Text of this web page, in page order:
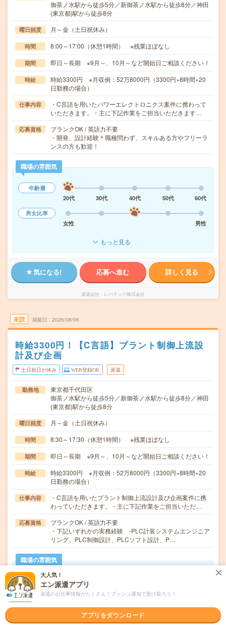
御茶ノ水駅から徒歩5分／新御茶ノ水駅から徒歩8分／神田
(東京都)駅から徒歩8分
曜日頻度 月～金（土日祝休み）
時間 8:00～17:00（休憩1時間） ※残業ほぼなし
期間 即日～長期 ※9月～、10月～など開始日ご相談ください！
時給
時給3300円 ※月収例：52万8000円（3300円×8時間×20
日勤務の場合）
仕事内容
・C言語を用いたパワーエレクトロニクス案件に携わって
いただきます。・主に下記作業をご担当いただきます…
応募資格
ブランクOK / 英語力不要
・開発、設計経験＊職種問わず、スキルある方やフリーラ
ンスの方も歓迎！
職場の雰囲気
年齢層
20代
30代 40代 50代
60代
男女比率
女性
男性
もっと見る
気になる! 応募へ進む 詳しく見る
派遣会社 レバテック株式会社
未読 掲載日 2026/08/06
時給3300円！【C言語】プラント制御上流設
計及び企画
土日祝日が休み WEB登録OK 派遣
勤務地
東京都千代田区
御茶ノ水駅から徒歩5分／新御茶ノ水駅から徒歩8分／神田
(東京都)駅から徒歩8分
曜日頻度 月～金（土日祝休み）
時間 8:30～17:30（休憩1時間） ※残業ほぼなし
期間 即日～長期 ※9月～、10月～など開始日ご相談ください！
時給
時給3300円 ※月収例：52万8000円（3300円×8時間×20
日勤務の場合）
仕事内容
・C言語を用いたプラント制御上流設計及び企画案件に携
わっていただきます。・主に下記作業をご担当いただ…
応募資格
ブランクOK / 英語力不要
・下記いずれかの実務経験 -PLC計装システムエンジニア
リング、PLC制御設計、PLCソフト設計、P…
職場の雰囲気
年齢層
20代
30代 40代 50代
男女比率
大人気！
エン派遣アプリ
派遣のお仕事情報がたくさん！プッシュ通知で受け取ろう！
アプリをダウンロード